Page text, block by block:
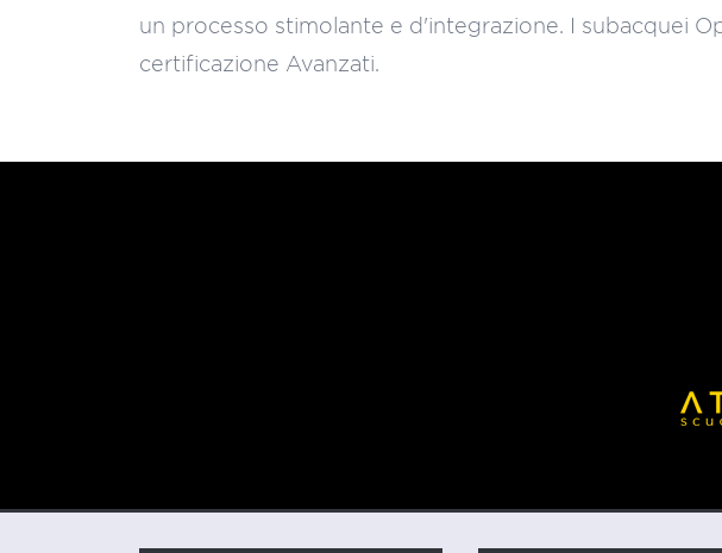
un processo stimolante e d'integrazione. I subacquei
certificazione Avanzati.